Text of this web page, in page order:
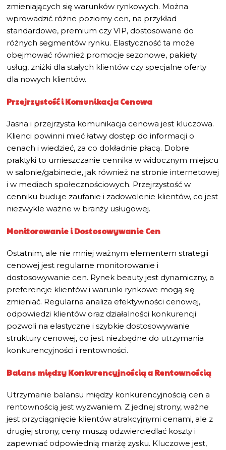
zmieniających się warunków rynkowych. Można
wprowadzić różne poziomy cen, na przykład
standardowe, premium czy VIP, dostosowane do
różnych segmentów rynku. Elastyczność ta może
obejmować również promocje sezonowe, pakiety
usług, zniżki dla stałych klientów czy specjalne oferty
dla nowych klientów.
Przejrzystość i Komunikacja Cenowa
Jasna i przejrzysta komunikacja cenowa jest kluczowa.
Klienci powinni mieć łatwy dostęp do informacji o
cenach i wiedzieć, za co dokładnie płacą. Dobre
praktyki to umieszczanie cennika w widocznym miejscu
w salonie/gabinecie, jak również na stronie internetowej
i w mediach społecznościowych. Przejrzystość w
cenniku buduje zaufanie i zadowolenie klientów, co jest
niezwykle ważne w branży usługowej.
Monitorowanie i Dostosowywanie Cen
Ostatnim, ale nie mniej ważnym elementem strategii
cenowej jest regularne monitorowanie i
dostosowywanie cen. Rynek beauty jest dynamiczny, a
preferencje klientów i warunki rynkowe mogą się
zmieniać. Regularna analiza efektywności cenowej,
odpowiedzi klientów oraz działalności konkurencji
pozwoli na elastyczne i szybkie dostosowywanie
struktury cenowej, co jest niezbędne do utrzymania
konkurencyjności i rentowności.
Balans między Konkurencyjnością a Rentownością
Utrzymanie balansu między konkurencyjnością cen a
rentownością jest wyzwaniem. Z jednej strony, ważne
jest przyciągnięcie klientów atrakcyjnymi cenami, ale z
drugiej strony, ceny muszą odzwierciedlać koszty i
zapewniać odpowiednią marżę zysku. Kluczowe jest,